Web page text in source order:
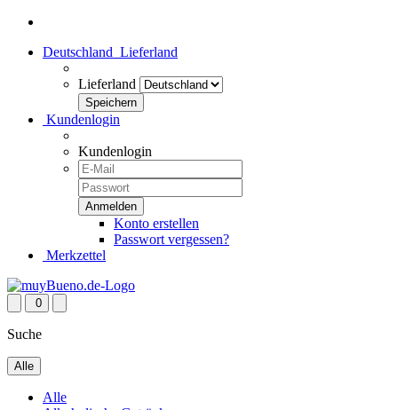
Deutschland Lieferland
Lieferland
Kundenlogin
Kundenlogin
Konto erstellen
Passwort vergessen?
Merkzettel
0
Suche
Alle
Alle